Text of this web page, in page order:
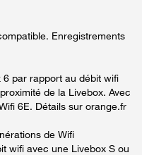
Enregistrements
par rapport au débit wifi
de la Livebox. Avec
6E. Détails sur orange.fr
de Wifi
wifi avec une Livebox S ou